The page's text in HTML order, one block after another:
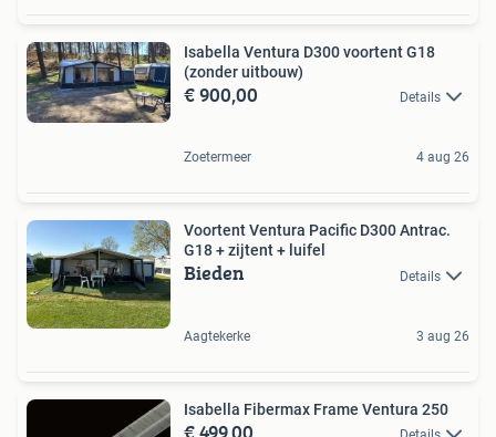
Isabella Ventura D300 voortent G18
(zonder uitbouw)
€ 900,00 Details
Zoetermeer 4 aug 26
Voortent Ventura Pacific D300 Antrac.
G18 + zijtent + luifel
Bieden Details
Aagtekerke 3 aug 26
Isabella Fibermax Frame Ventura 250